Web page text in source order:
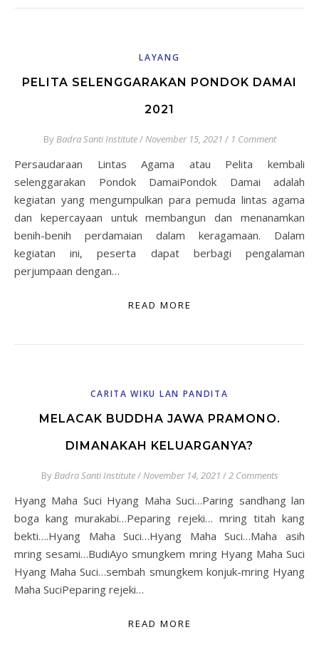
LAYANG
PELITA SELENGGARAKAN PONDOK DAMAI
2021
ByBadra Santi Institute/November 15, 2021 / 1 Comment
Persaudaraan Lintas Agama atau Pelita kembali
selenggarakan Pondok DamaiPondok Damai adalah
kegiatan yang mengumpulkan para pemuda lintas agama
dan kepercayaan untuk membangun dan menanamkan
benih-benih perdamaian dalam keragamaan. Dalam
kegiatan ini, peserta dapat berbagi pengalaman
perjumpaan dengan…
READ MORE
CARITA WIKU LAN PANDITA
MELACAK BUDDHA JAWA PRAMONO.
DIMANAKAH KELUARGANYA?
ByBadra Santi Institute/November 14, 2021 /2 Comments
Hyang Maha Suci Hyang Maha Suci…Paring sandhang lan
boga kang murakabi…Peparing rejeki… mring titah kang
bekti….Hyang Maha Suci…Hyang Maha Suci…Maha asih
mring sesami…BudiAyo smungkem mring Hyang Maha Suci
Hyang Maha Suci…sembah smungkem konjuk-mring Hyang
Maha SuciPeparing rejeki…
READ MORE